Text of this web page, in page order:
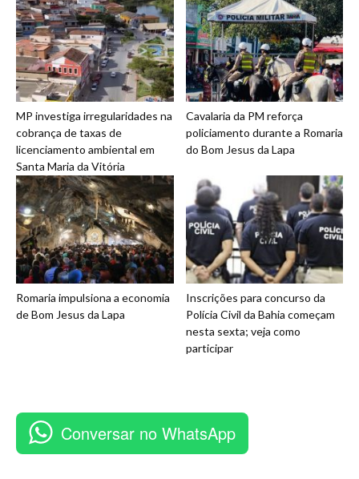
MP investiga irregularidades na
cobrança de taxas de
licenciamento ambiental em
Santa Maria da Vitória
Cavalaria da PM reforça
policiamento durante a Romaria
do Bom Jesus da Lapa
Romaria impulsiona a economia
de Bom Jesus da Lapa
Inscrições para concurso da
Polícia Civil da Bahia começam
nesta sexta; veja como
participar
Conversar no WhatsApp